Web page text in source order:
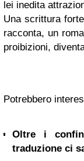
lei inedita
Una scrittura
racconta, un
proibizioni,
Potrebbero
Oltre i
traduzione ci